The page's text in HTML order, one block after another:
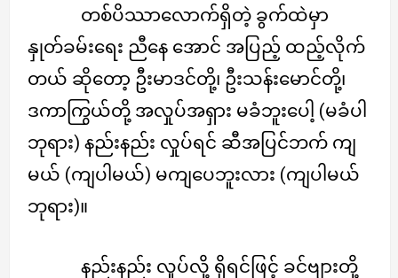
တစ်ပိဿာလောက်ရှိတဲ့ ခွက်ထဲမှာ
နှုတ်ခမ်းရေး ညီနေ အောင် အပြည့် ထည့်လိုက်
တယ် ဆိုတော့ ဦးမာဒင်တို့၊ ဦးသန်းမောင်တို့၊
ဒကာကြွယ်တို့ အလှုပ်အရှား မခံဘူးပေါ့ (မခံပါ
ဘုရား) နည်းနည်း လှုပ်ရင် ဆီအပြင်ဘက် ကျ
မယ် (ကျပါမယ်) မကျပေဘူးလား (ကျပါမယ်
ဘုရား)။
နည်းနည်း လှုပ်လို့ ရှိရင်ဖြင့် ခင်ဗျားတို့